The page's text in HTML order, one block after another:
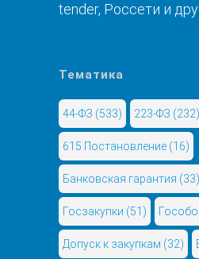
tender, Россети и
Тематика
44-ФЗ (533) 223-ФЗ (232)
615 Постановление (16)
Банковская гарантия (33)
Госзакупки (51)
Допуск к закупкам (32)